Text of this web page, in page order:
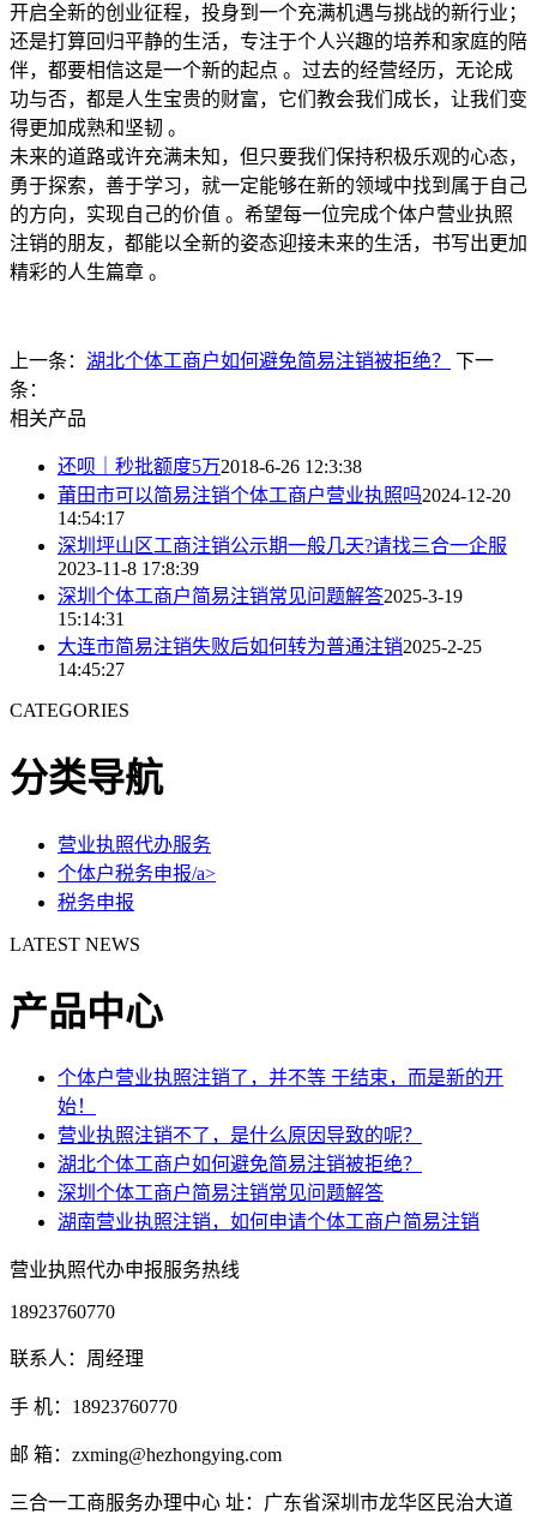
开启全新的创业征程，投身到一个充满机遇与挑战的新行业；
还是打算回归平静的生活，专注于个人兴趣的培养和家庭的陪
伴，都要相信这是一个新的起点 。过去的经营经历，无论成
功与否，都是人生宝贵的财富，它们教会我们成长，让我们变
得更加成熟和坚韧 。
未来的道路或许充满未知，但只要我们保持积极乐观的心态，
勇于探索，善于学习，就一定能够在新的领域中找到属于自己
的方向，实现自己的价值 。希望每一位完成个体户营业执照
注销的朋友，都能以全新的姿态迎接未来的生活，书写出更加
精彩的人生篇章 。
上一条： 湖北个体工商户如何避免简易注销被拒绝？
下一
条：
相关产品
还呗｜秒批额度5万2018-6-26 12:3:38
莆田市可以简易注销个体工商户营业执照吗2024-12-20
14:54:17
深圳坪山区工商注销公示期一般几天?请找三合一企服
2023-11-8 17:8:39
深圳个体工商户简易注销常见问题解答2025-3-19
15:14:31
大连市简易注销失败后如何转为普通注销2025-2-25
14:45:27
CATEGORIES
分类导航
营业执照代办服务
个体户税务申报/a>
税务申报
LATEST NEWS
产品中心
个体户营业执照注销了，并不等 于结束，而是新的开
始！
营业执照注销不了，是什么原因导致的呢？
湖北个体工商户如何避免简易注销被拒绝？
深圳个体工商户简易注销常见问题解答
湖南营业执照注销，如何申请个体工商户简易注销
营业执照代办申报服务热线
18923760770
联系人：周经理
手 机：18923760770
邮 箱：zxming@hezhongying.com
三合一工商服务办理中心 址：广东省深圳市龙华区民治大道